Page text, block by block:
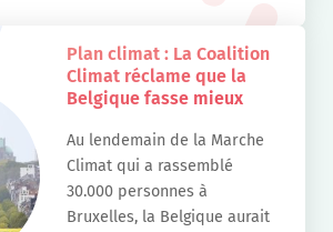
Plan climat : La Coalition
Climat réclame que la
Belgique fasse mieux
Au lendemain de la Marche
Climat qui a rassemblé
30.000 personnes à
Bruxelles, la Belgique aurait